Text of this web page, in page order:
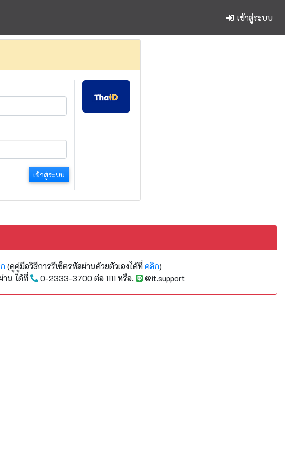
เข้าสู่ระบบ
เข้าสู่ระบบ
(ดูคู่มือวิธีการรีเซ็ตรหัสผ่านด้วยตัวเองได้ที่ คลิก)
าน ได้ที่
0-2333-3700 ต่อ 1111 หรือ, @it.support